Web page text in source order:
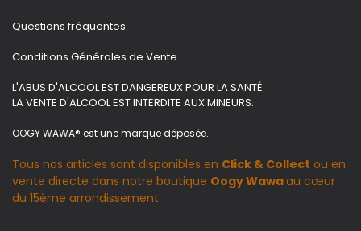
Questions fréquentes
Conditions Générales de Vente
L'ABUS D'ALCOOL EST DANGEREUX POUR LA SANTÉ.
LA VENTE D'ALCOOL EST INTERDITE AUX MINEURS.
OOGY WAWA® est une marque déposée.
Tous nos articles sont disponibles en Click & Collect ou en
vente directe dans notre boutique Oogy Wawaau cœur
du 15ème arrondissement